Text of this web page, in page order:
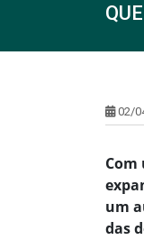
02/
Com
um
das